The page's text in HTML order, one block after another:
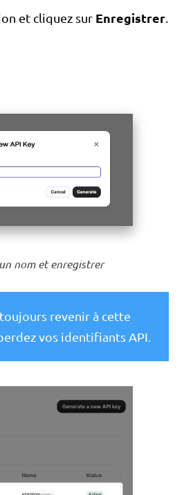
et cliquez sur Enregistrer
nom et enregistrer
revenir à cette
vos identifiants API.